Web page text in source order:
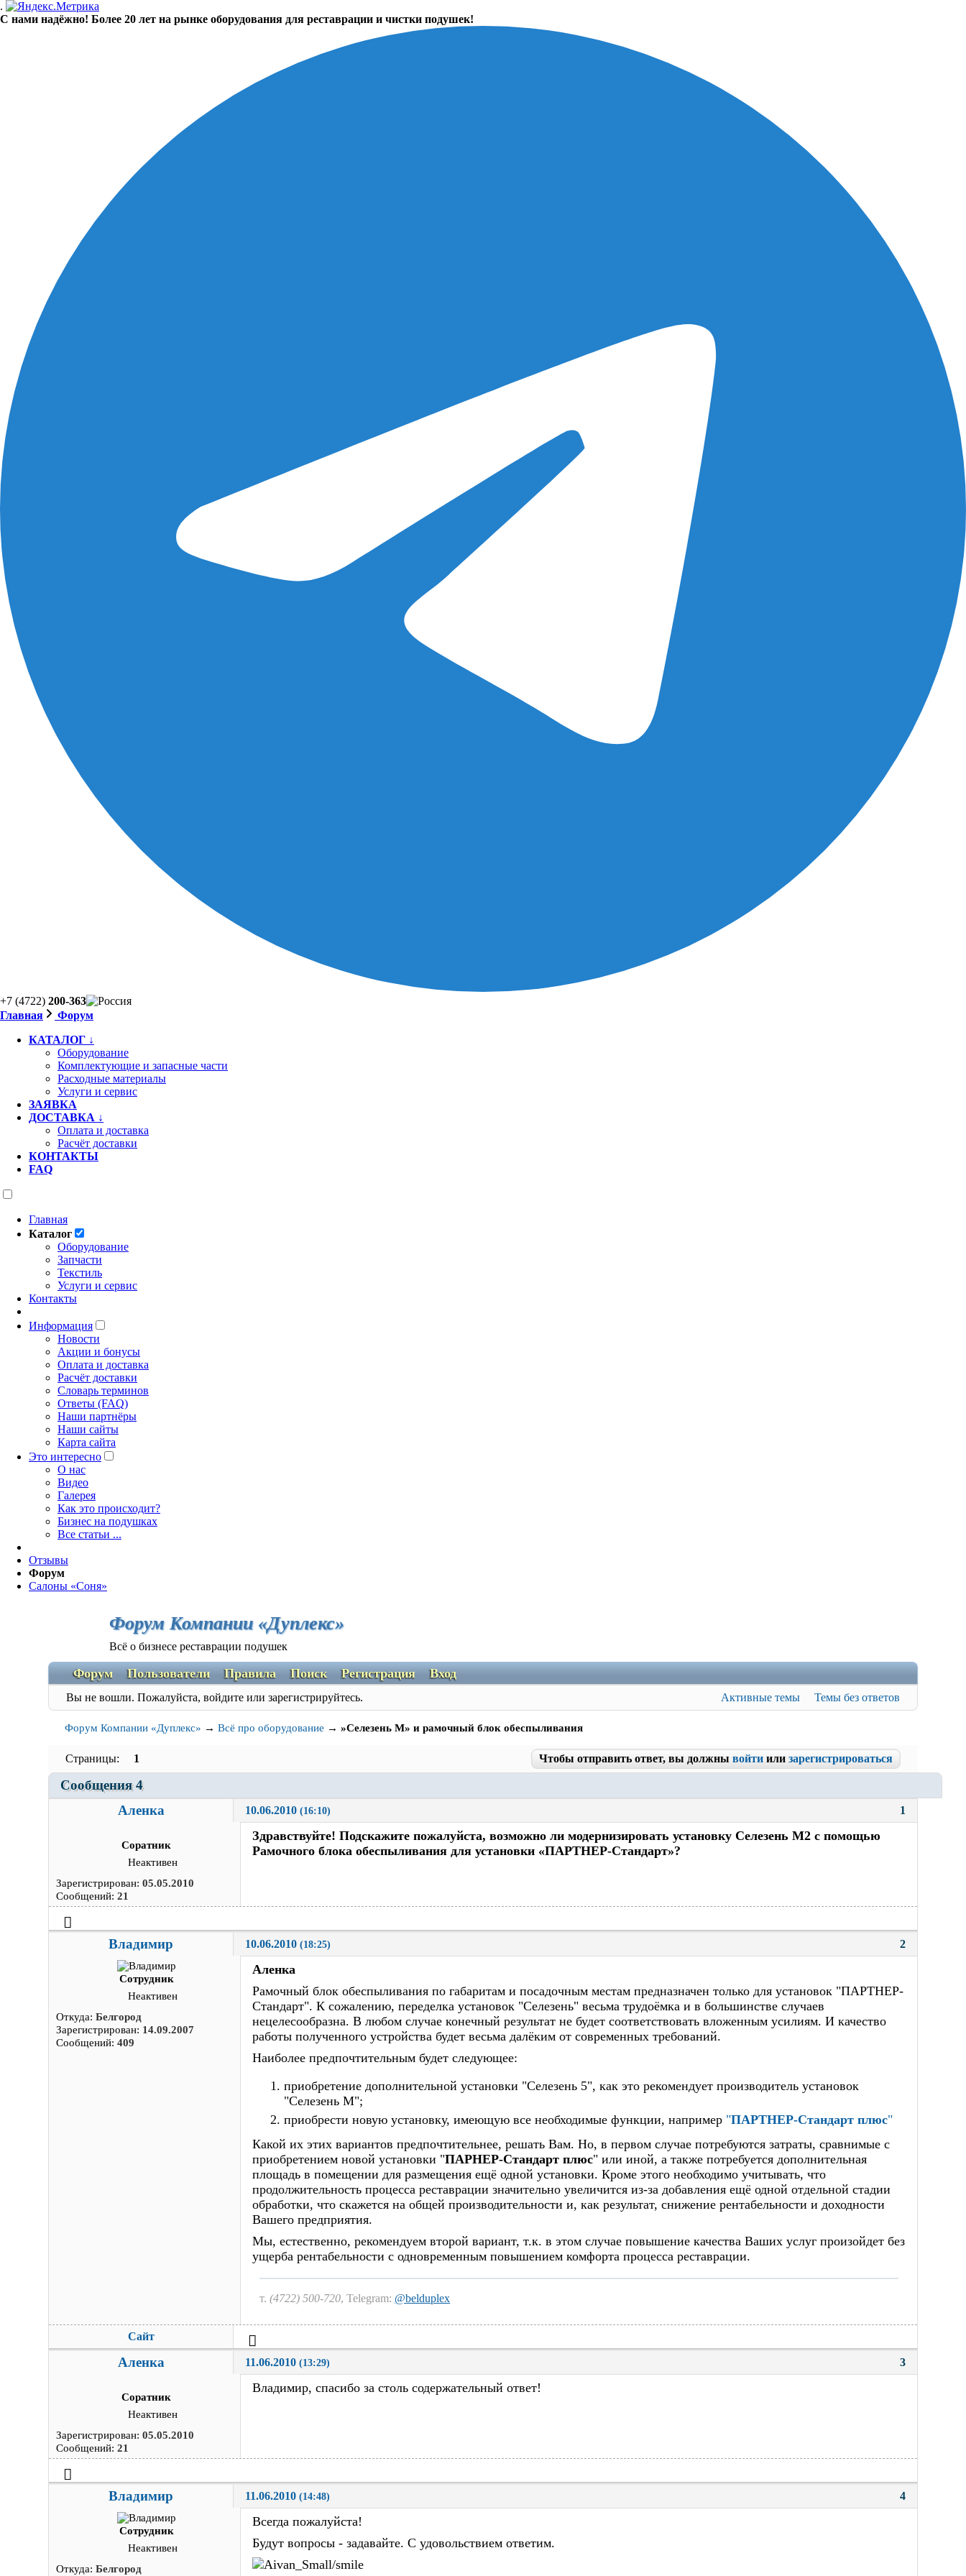
.
С нами надёжно! Более 20 лет на рынке оборудования для реставрации и чистки подушек!
+7 (4722) 200-363
Главная
Форум
КАТАЛОГ ↓
Оборудование
Комплектующие и запасные части
Расходные материалы
Услуги и сервис
ЗАЯВКА
ДОСТАВКА ↓
Оплата и доставка
Расчёт доставки
КОНТАКТЫ
FAQ
Главная
Каталог
Оборудование
Запчасти
Текстиль
Услуги и сервис
Контакты
Информация
Новости
Акции и бонусы
Оплата и доставка
Расчёт доставки
Словарь терминов
Ответы (FAQ)
Наши партнёры
Наши сайты
Карта сайта
Это интересно
O нас
Видео
Галерея
Как это происходит?
Бизнес на подушках
Все статьи ...
Отзывы
Форум
Салоны «Соня»
Форум Компании «Дуплекс»
Всё о бизнесе реставрации подушек
Форум Пользователи Правила Поиск Регистрация Вход
Вы не вошли. Пожалуйста, войдите или зарегистрируйтесь. Активные темы Темы без ответов
Форум Компании «Дуплекс» → Всё про оборудование → »Селезень М» и рамочный блок обеспыливания
Страницы 1 Чтобы отправить ответ, вы должны войтиили зарегистрироваться
Сообщения 4
1
Аленка 10.06.2010 (16:10)
Соратник
Неактивен
Зарегистрирован:05.05.2010
Сообщений:21
Здравствуйте! Подскажите пожалуйста, возможно ли модернизировать установку Селезень М2 с помощью
Рамочного блока обеспыливания для установки «ПАРТНЕР-Стандарт»?
2
Владимир 10.06.2010 (18:25)
Сотрудник
Неактивен
Откуда:Белгород
Зарегистрирован: 14.09.2007
Сообщений:409
Аленка
Рамочный блок обеспыливания по габаритам и посадочным местам предназначен только для установок "ПАРТНЕР-
Стандарт". К сожалению, переделка установок "Селезень" весьма трудоёмка и в большинстве случаев
нецелесообразна. В любом случае конечный результат не будет соответствовать вложенным усилиям. И качество
работы полученного устройства будет весьма далёким от современных требований.
Наиболее предпочтительным будет следующее:
приобретение дополнительной установки "Селезень 5", как это рекомендует производитель установок
"Селезень М";
приобрести новую установку, имеющую все необходимые функции, например "ПАРТНЕР-Стандарт плюс"
Какой их этих вариантов предпочтительнее, решать Вам. Но, в первом случае потребуются затраты, сравнимые с
приобретением новой установки "ПАРНЕР-Стандарт плюс" или иной, а также потребуется дополнительная
площадь в помещении для размещения ещё одной установки. Кроме этого необходимо учитывать, что
продолжительность процесса реставрации значительно увеличится из-за добавления ещё одной отдельной стадии
обработки, что скажется на общей производительности и, как результат, снижение рентабельности и доходности
Вашего предприятия.
Мы, естественно, рекомендуем второй вариант, т.к. в этом случае повышение качества Ваших услуг произойдет без
ущерба рентабельности с одновременным повышением комфорта процесса реставрации.
т.(4722) 500-720, Telegram: @belduplex
Сайт
3
Аленка 11.06.2010 (13:29)
Соратник
Неактивен
Зарегистрирован:05.05.2010
Сообщений:21
Владимир, спасибо за столь содержательный ответ!
4
Владимир 11.06.2010 (14:48)
Сотрудник
Неактивен
Откуда:Белгород
Всегда пожалуйста!
Будут вопросы - задавайте. С удовольствием ответим.